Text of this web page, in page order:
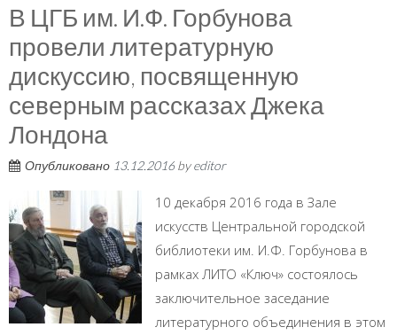
В ЦГБ им. И.Ф. Горбунова
провели литературную
дискуссию, посвященную
северным рассказах Джека
Лондона
Опубликовано 13.12.2016byeditor
10 декабря 2016 года в Зале
искусств Центральной городской
библиотеки им. И.Ф. Горбунова в
рамках ЛИТО «Ключ» состоялось
заключительное заседание
литературного объединения в этом